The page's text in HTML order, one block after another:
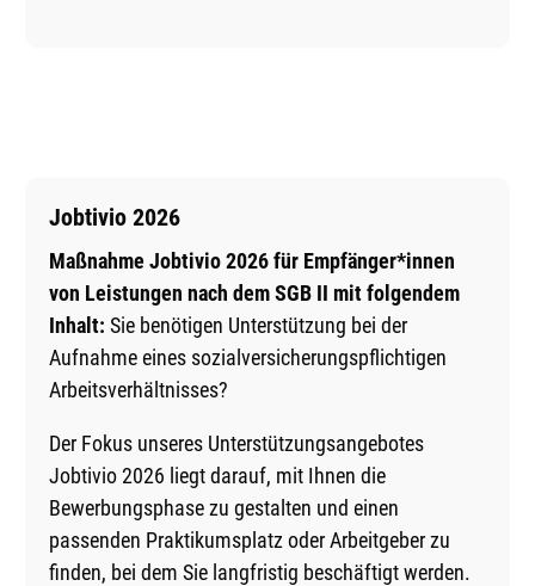
Jobtivio 2026
Maßnahme Jobtivio 2026 für Empfänger*innen
von Leistungen nach dem SGB II mit folgendem
Inhalt: Sie benötigen Unterstützung bei der
Aufnahme eines sozialversicherungspflichtigen
Arbeitsverhältnisses?
Der Fokus unseres Unterstützungsangebotes
Jobtivio 2026 liegt darauf, mit Ihnen die
Bewerbungsphase zu gestalten und einen
passenden Praktikumsplatz oder Arbeitgeber zu
finden, bei dem Sie langfristig beschäftigt werden.